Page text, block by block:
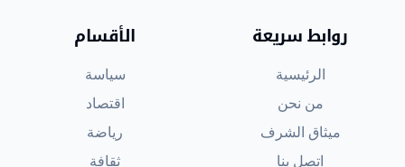
روابط سريعة
الرئيسية
من نحن
ميثاق الشرف
اتصل بنا
الأقسام
سياسة
اقتصاد
رياضة
ثقافة